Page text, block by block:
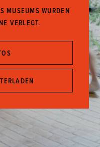
WURDEN 8
VERLEGT.